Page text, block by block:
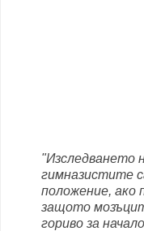
"Изследването
гимназистите
положение, ако
защото
гориво за